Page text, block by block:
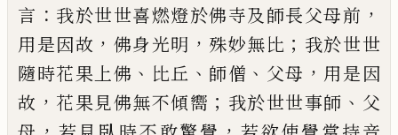
言 ： 我於世世喜燃燈於佛寺及師長父母前 ，
用是因故 ， 佛身光明 ， 殊妙無比 ； 我於世世
隨時花果上佛 、 比丘 、 師僧 、 父母 ， 用是因
故 ， 花果見佛無不傾嚮 ； 我於世世事師 、 父